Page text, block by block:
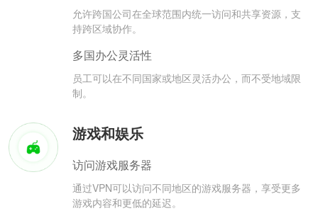
允许跨国公司在全球范围内统一访问和共享资源，支
持跨区域协作。
多国办公灵活性
员工可以在不同国家或地区灵活办公，而不受地域限
制。
游戏和娱乐
访问游戏服务器
通过VPN可以访问不同地区的游戏服务器，享受更多
游戏内容和更低的延迟。